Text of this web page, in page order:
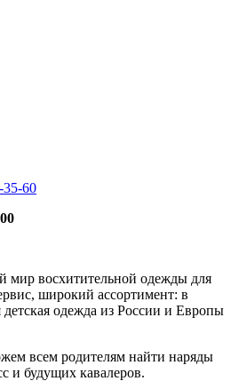
35-60
мир восхитительной одежды для
широкий ассортимент: в
детская одежда из России и Европы
всем родителям найти наряды
и будущих кавалеров.